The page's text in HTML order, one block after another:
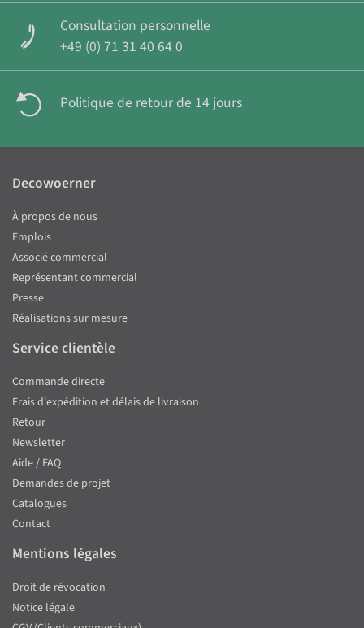
Consultation personnelle
+49 (0) 71 31 40 64 0
Politique de retour de 14 jours
Decowoerner
À propos de nous
Emplois
Associé commercial
Représentant commercial
Presse
Réalisations sur mesure
Service clientèle
Commande directe
Frais d'expédition et délais de livraison
Retour
Newsletter
Aide / FAQ
Demandes de projet
Catalogues
Contact
Mentions légales
Droit de révocation
Notice légale